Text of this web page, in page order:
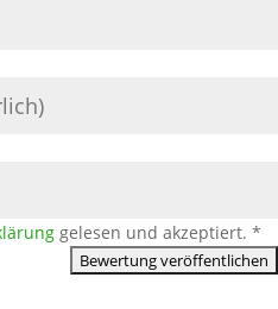
gelesen und akzeptiert. *